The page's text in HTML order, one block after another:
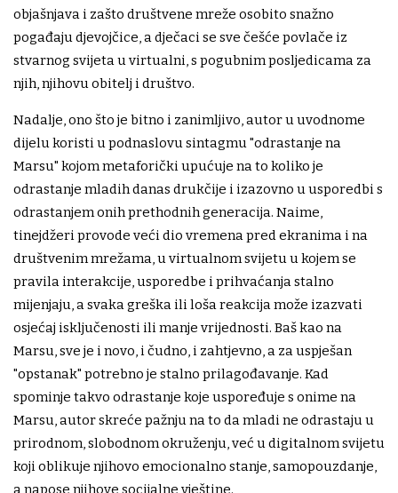
objašnjava i zašto društvene mreže osobito snažno
pogađaju djevojčice, a dječaci se sve češće povlače iz
stvarnog svijeta u virtualni, s pogubnim posljedicama za
njih, njihovu obitelj i društvo.
Nadalje, ono što je bitno i zanimljivo, autor u uvodnome
dijelu koristi u podnaslovu sintagmu "odrastanje na
Marsu" kojom metaforički upućuje na to koliko je
odrastanje mladih danas drukčije i izazovno u usporedbi s
odrastanjem onih prethodnih generacija. Naime,
tinejdžeri provode veći dio vremena pred ekranima i na
društvenim mrežama, u virtualnom svijetu u kojem se
pravila interakcije, usporedbe i prihvaćanja stalno
mijenjaju, a svaka greška ili loša reakcija može izazvati
osjećaj isključenosti ili manje vrijednosti. Baš kao na
Marsu, sve je i novo, i čudno, i zahtjevno, a za uspješan
"opstanak" potrebno je stalno prilagođavanje. Kad
spominje takvo odrastanje koje uspoređuje s onime na
Marsu, autor skreće pažnju na to da mladi ne odrastaju u
prirodnom, slobodnom okruženju, već u digitalnom svijetu
koji oblikuje njihovo emocionalno stanje, samopouzdanje,
a napose njihove socijalne vještine.